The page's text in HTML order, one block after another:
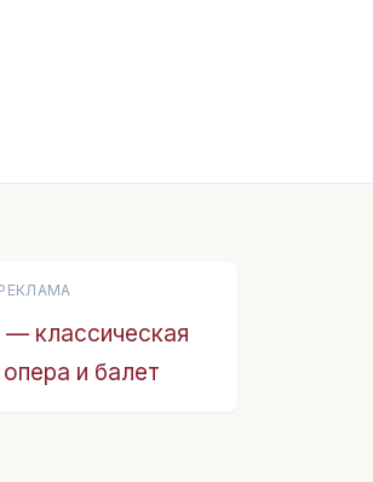
— классическая
и балет